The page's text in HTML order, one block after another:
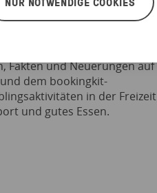
Fakten und Neuerungen auf
dem bookingkit-
in der Freizeit
und gutes Essen.